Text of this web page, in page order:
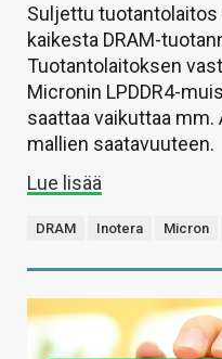
Suljettu tuotantolaitos
kaikesta DRAM-
Tuotantolaitoksen
Micronin LPDDR4-
saattaa vaikuttaa
mallien saatavuuteen.
Lue lisää
DRAM Inotera Micron